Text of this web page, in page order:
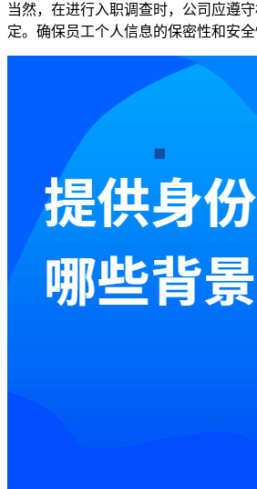
当然，在进行入职调查时，公司应遵
定。确保员工个人信息的保密性和安全